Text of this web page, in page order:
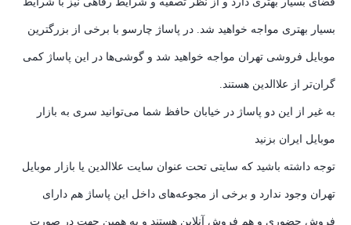
بسیار بهتری مواجه خواهید شد. در پاساژ چارسو با برخی از بزرگترین
موبایل فروشی تهران مواجه خواهید شد و گوشی‌ها در این پاساژ کمی
گران‌تر از علاالدین هستند.
به غیر از این دو پاساژ در خیابان حافظ شما می‌توانید سری به بازار
موبایل ایران بزنید
توجه داشته باشید که سایتی تحت عنوان سایت علاالدین یا بازار موبایل
تهران وجود ندارد و برخی از مجوعه‌های داخل این پاساژ هم دارای
فروش حضوری و هم فروش آنلاین هستند و به همین جهت در صورت